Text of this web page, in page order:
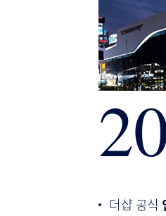
더샵 공식